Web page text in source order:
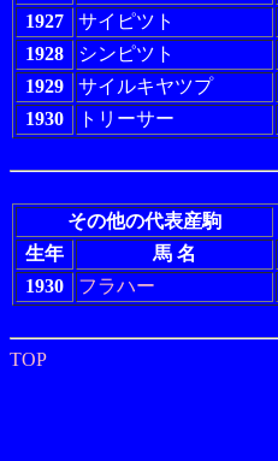
1927
サイピツト
1928
シンピツト
1929
サイルキヤツプ
1930
トリーサー
その他の代表産駒
生年
馬 名
1930
フラハー
TOP